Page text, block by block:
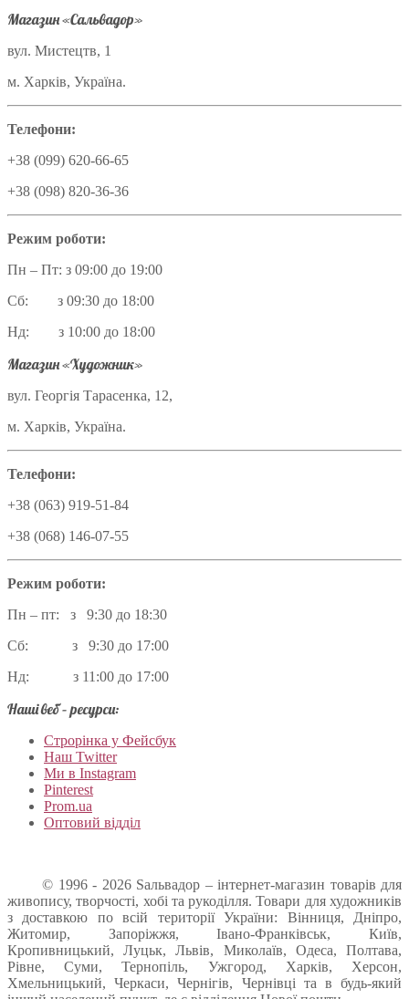
Магазин «Сальвадор»
вул. Мистецтв, 1
м. Харків, Україна.
Телефони:
+38 (099) 620-66-65
+38 (098) 820-36-36
Режим роботи:
Пн – Пт: з 09:00 до 19:00
Сб: з 09:30 до 18:00
Нд: з 10:00 до 18:00
Магазин «Художник»
вул. Георгія Тарасенка, 12,
м. Харків, Україна.
Телефони:
+38 (063) 919-51-84
+38 (068) 146-07-55
Режим роботи:
Пн – пт: з 9:30 до 18:30
Сб: з 9:30 до 17:00
Нд: з 11:00 до 17:00
Наші веб – ресурси:
Строрінка у Фейсбук
Наш Twitter
Ми в Instagram
Pinterest
Prom.ua
Оптовий відділ
© 1996 - 2026 Sальвадор – інтернет-магазин товарів для
живопису, творчості, хобі та рукоділля. Товари для художників
з доставкою по всій території України: Вінниця, Дніпро,
Житомир, Запоріжжя, Івано-Франківськ, Київ,
Кропивницький, Луцьк, Львів, Миколаїв, Одеса, Полтава,
Рівне, Суми, Тернопіль, Ужгород, Харків, Херсон,
Хмельницький, Черкаси, Чернігів, Чернівці та в будь-який